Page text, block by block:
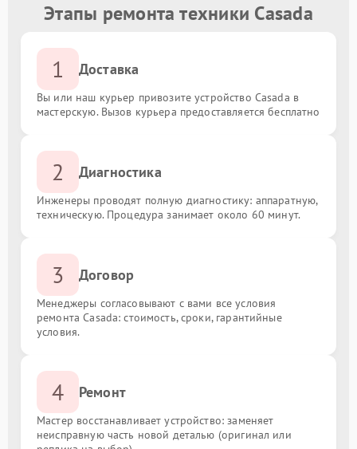
Этапы ремонта техники Casada
1 Доставка
Вы или наш курьер привозите устройство Casada в
мастерскую. Вызов курьера предоставляется бесплатно
2 Диагностика
Инженеры проводят полную диагностику: аппаратную,
техническую. Процедура занимает около 60 минут.
3 Договор
Менеджеры согласовывают с вами все условия
ремонта Casada: стоимость, сроки, гарантийные
условия.
4 Ремонт
Мастер восстанавливает устройство: заменяет
неисправную часть новой деталью (оригинал или